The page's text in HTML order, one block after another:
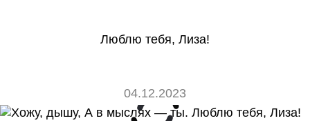
Люблю тебя, Лиза!
04.12.2023